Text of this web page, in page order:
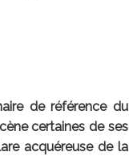
de référence du
certaines de ses
acquéreuse de la